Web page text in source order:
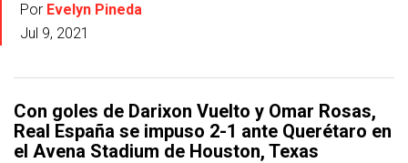
Por Evelyn Pineda
Jul 9, 2021
Con goles de Darixon Vuelto y Omar Rosas,
Real España se impuso 2-1 ante Querétaro en
el Avena Stadium de Houston, Texas